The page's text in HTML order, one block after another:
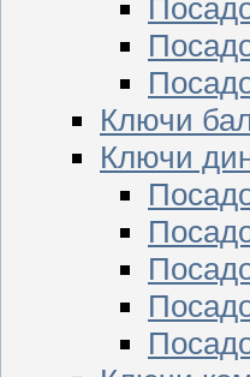
Ключи
Ключи